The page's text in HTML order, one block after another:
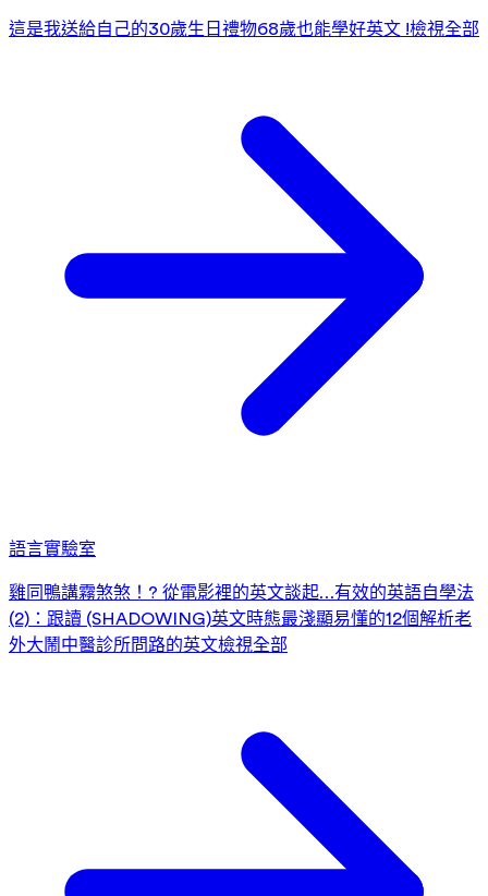
這是我送給自己的30歲生日禮物68歲也能學好英文 !檢視全部
語言實驗室
雞同鴨講霧煞煞！? 從電影裡的英文談起…有效的英語自學法
(2)：跟讀 (SHADOWING)英文時態最淺顯易懂的12個解析老
外大鬧中醫診所問路的英文檢視全部